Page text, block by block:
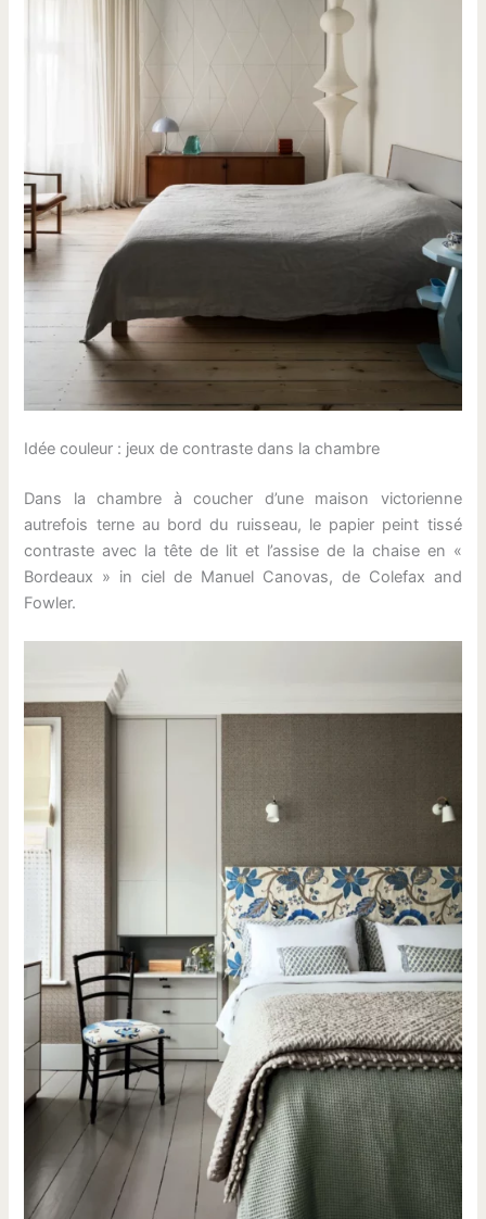
Idée couleur : jeux de contraste dans la chambre
Dans la chambre à coucher d’une maison victorienne
autrefois terne au bord du ruisseau, le papier peint tissé
contraste avec la tête de lit et l’assise de la chaise en «
Bordeaux » in ciel de Manuel Canovas, de Colefax and
Fowler.